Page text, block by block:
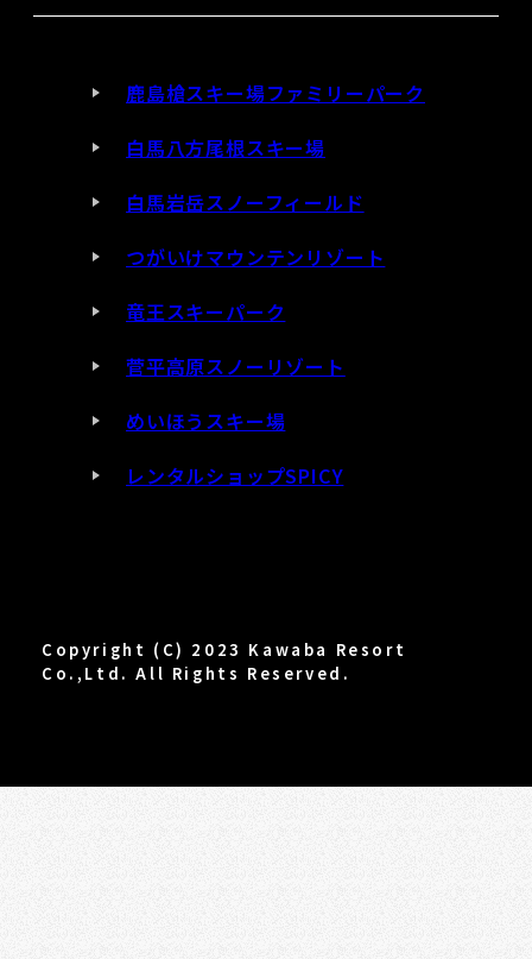
鹿島槍スキー場ファミリーパーク
白馬八方尾根スキー場
白馬岩岳スノーフィールド
つがいけマウンテンリゾート
竜王スキーパーク
菅平高原スノーリゾート
めいほうスキー場
レンタルショップSPICY
Copyright (C) 2023 Kawaba Resort
Co.,Ltd. All Rights Reserved.